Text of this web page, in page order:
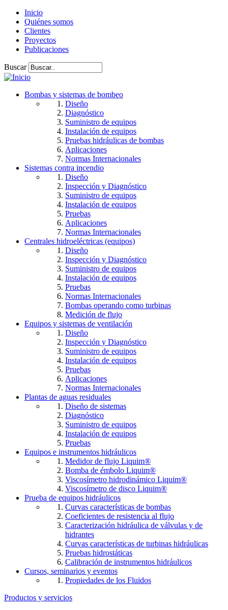
Inicio
Quiénes somos
Clientes
Proyectos
Publicaciones
Buscar
Bombas y sistemas de bombeo
Diseño
Diagnóstico
Suministro de equipos
Instalación de equipos
Pruebas hidráulicas de bombas
Aplicaciones
Normas Internacionales
Sistemas contra incendio
Diseño
Inspección y Diagnóstico
Suministro de equipos
Instalación de equipos
Pruebas
Aplicaciones
Normas Internacionales
Centrales hidroeléctricas (equipos)
Diseño
Inspección y Diagnóstico
Suministro de equipos
Instalación de equipos
Pruebas
Normas Internacionales
Bombas operando como turbinas
Medición de flujo
Equipos y sistemas de ventilación
Diseño
Inspección y Diagnóstico
Suministro de equipos
Instalación de equipos
Pruebas
Aplicaciones
Normas Internacionales
Plantas de aguas residuales
Diseño de sistemas
Diagnóstico
Suministro de equipos
Instalación de equipos
Pruebas
Equipos e instrumentos hidráulicos
Medidor de flujo Liquim®
Bomba de émbolo Liquim®
Viscosímetro hidrodinámico Liquim®
Viscosímetro de disco Liquim®
Prueba de equipos hidráulicos
Curvas características de bombas
Coeficientes de resistencia al flujo
Caracterización hidráulica de válvulas y de
hidrantes
Curvas características de turbinas hidráulicas
Pruebas hidrostáticas
Calibración de instrumentos hidráulicos
Cursos, seminarios y eventos
Propiedades de los Fluidos
Productos y servicios